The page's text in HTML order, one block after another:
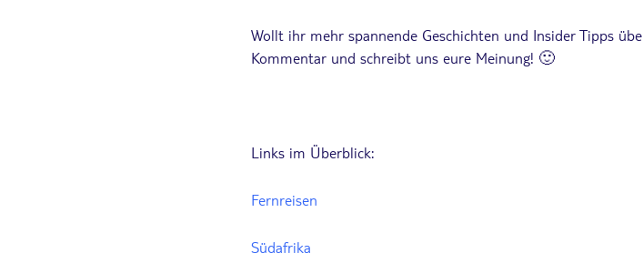
Wollt ihr mehr spannende Geschichten und Insider Tipps
Kommentar und schreibt uns eure Meinung! 🙂
Links im Überblick:
Fernreisen
Südafrika